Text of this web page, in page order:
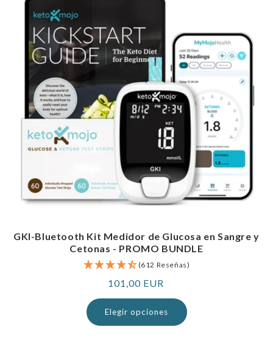
GKI-Bluetooth Kit Medidor de Glucosa en Sangre y
Cetonas - PROMO BUNDLE
(612 Reseñas)
Precio
normal
101,00 EUR
Elegir opciones